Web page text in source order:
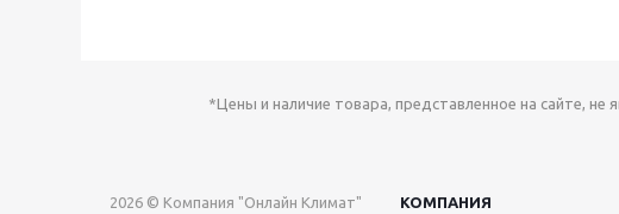
*Цены и наличие товара, представленное на сайте,
2026 © Компания "Онлайн Климат" КОМПАНИЯ